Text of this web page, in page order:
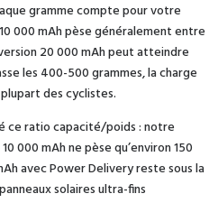
gramme compte pour votre
000 mAh pèse généralement entre
20 000 mAh peut atteindre
les 400-500 grammes, la charge
des cyclistes.
ce ratio capacité/poids : notre
10 000 mAh ne pèse qu’environ 150
avec Power Delivery reste sous la
solaires ultra-fins